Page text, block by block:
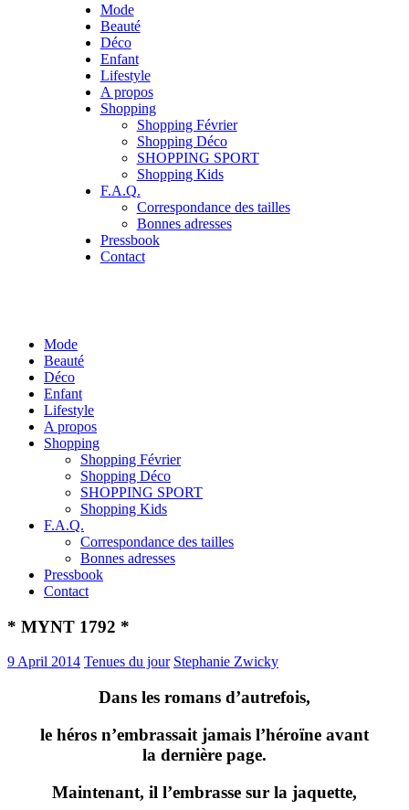
Mode
Beauté
Déco
Enfant
Lifestyle
A propos
Shopping
Shopping Février
Shopping Déco
SHOPPING SPORT
Shopping Kids
F.A.Q.
Correspondance des tailles
Bonnes adresses
Pressbook
Contact
Mode
Beauté
Déco
Enfant
Lifestyle
A propos
Shopping
Shopping Février
Shopping Déco
SHOPPING SPORT
Shopping Kids
F.A.Q.
Correspondance des tailles
Bonnes adresses
Pressbook
Contact
* MYNT 1792 *
9 April 2014 Tenues du jour Stephanie Zwicky
Dans les romans d’autrefois,
le héros n’embrassait jamais l’héroïne avant
la dernière page.
Maintenant, il l’embrasse sur la jaquette,